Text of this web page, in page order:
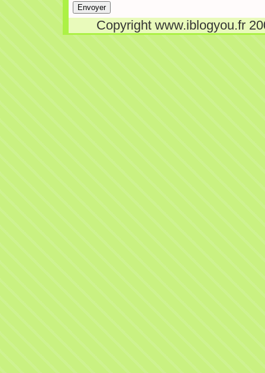
Copyright www.iblogyou.fr